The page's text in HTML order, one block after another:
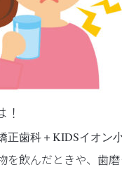
正歯科＋KIDSイオン
を飲んだときや、歯